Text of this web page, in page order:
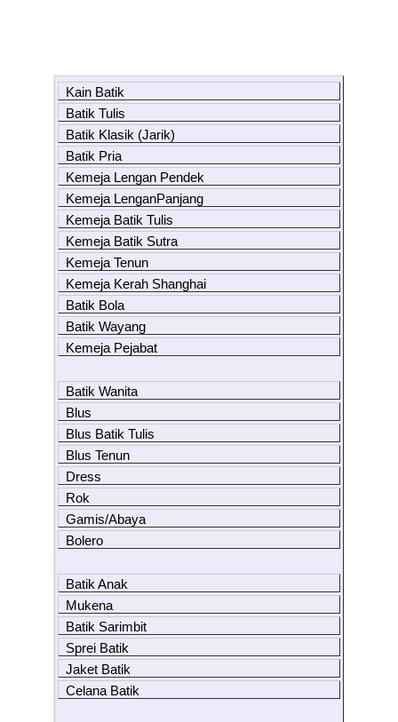
Kain Batik
Batik Tulis
Batik Klasik (Jarik)
Batik Pria
Kemeja Lengan Pendek
Kemeja LenganPanjang
Kemeja Batik Tulis
Kemeja Batik Sutra
Kemeja Tenun
Kemeja Kerah Shanghai
Batik Bola
Batik Wayang
Kemeja Pejabat
Batik Wanita
Blus
Blus Batik Tulis
Blus Tenun
Dress
Rok
Gamis/Abaya
Bolero
Batik Anak
Mukena
Batik Sarimbit
Sprei Batik
Jaket Batik
Celana Batik